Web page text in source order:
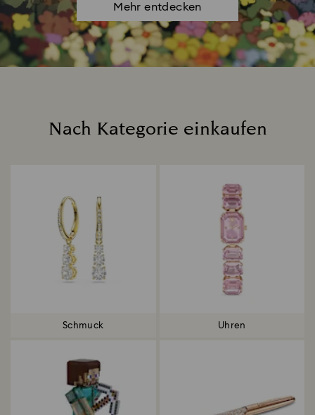
Mehr entdecken
Nach Kategorie einkaufen
Schmuck Uhren